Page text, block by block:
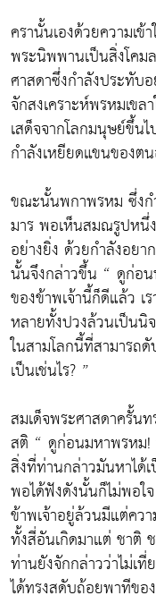
ครานั้นเองด้วยความเ
พระนิพพานเป็นสิ่งโคม
ศาสดาซึ่งกำลังประทั
จักสงเคราะห์พรหมเข
เสด็จจากโลกมนุษย์ขึ้น
กำลังเหยียดแขนของต
ขณะนั้นพกาพรหม ซึ่งก
มาร พอเห็นสมณรูปหนึ่
อย่างยิ่ง ด้วยกำลังอย
นั้นจึงกล่าวขึ้น “ ดูก่อน
ของข้าพเจ้านี้ก็ดีแล้ว เ
หลายทั้งปวงล้วนเป็นนิ
ในสามโลกนี้ที่สามารถ
เป็นเช่นไร? ”
สมเด็จพระศาสดาครั้น
สติ “ ดูก่อนมหาพรหม!
สิ่งที่ท่านกล่าวมันหาได้
พอได้ฟังดังนั้นก็ไม่พอ
ข้าพเจ้าอยู่ล้วนมีแต่คว
ทั้งสี่อันเกิดมาแต่ ชาติ
ท่านยังจักกล่าวว่าไม่เ
ได้ทรงสดับถ้อยพาทีขอ